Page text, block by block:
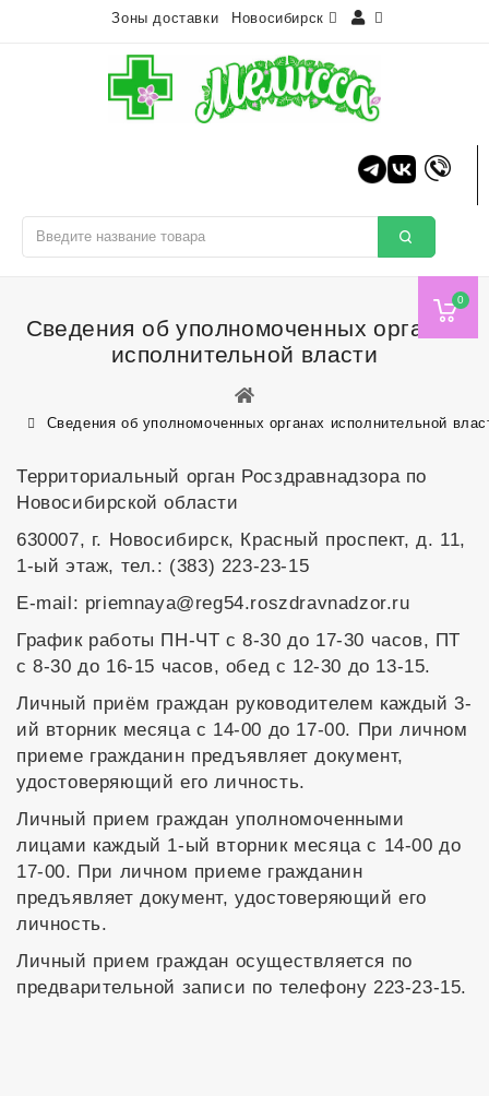
Зоны доставки Новосибирск
0
Cведения об уполномоченных органах
исполнительной власти
Cведения об уполномоченных органах исполнительной
Территориальный орган Росздравнадзора по
Новосибирской области
630007, г. Новосибирск, Красный проспект, д. 11,
1-ый этаж, тел.: (383) 223-23-15
E-mail: priemnaya@reg54.roszdravnadzor.ru
График работы ПН-ЧТ с 8-30 до 17-30 часов, ПТ
с 8-30 до 16-15 часов, обед с 12-30 до 13-15.
Личный приём граждан руководителем каждый 3-
ий вторник месяца с 14-00 до 17-00. При личном
приеме гражданин предъявляет документ,
удостоверяющий его личность.
Личный прием граждан уполномоченными
лицами каждый 1-ый вторник месяца с 14-00 до
17-00. При личном приеме гражданин
предъявляет документ, удостоверяющий его
личность.
Личный прием граждан осуществляется по
предварительной записи по телефону 223-23-15.